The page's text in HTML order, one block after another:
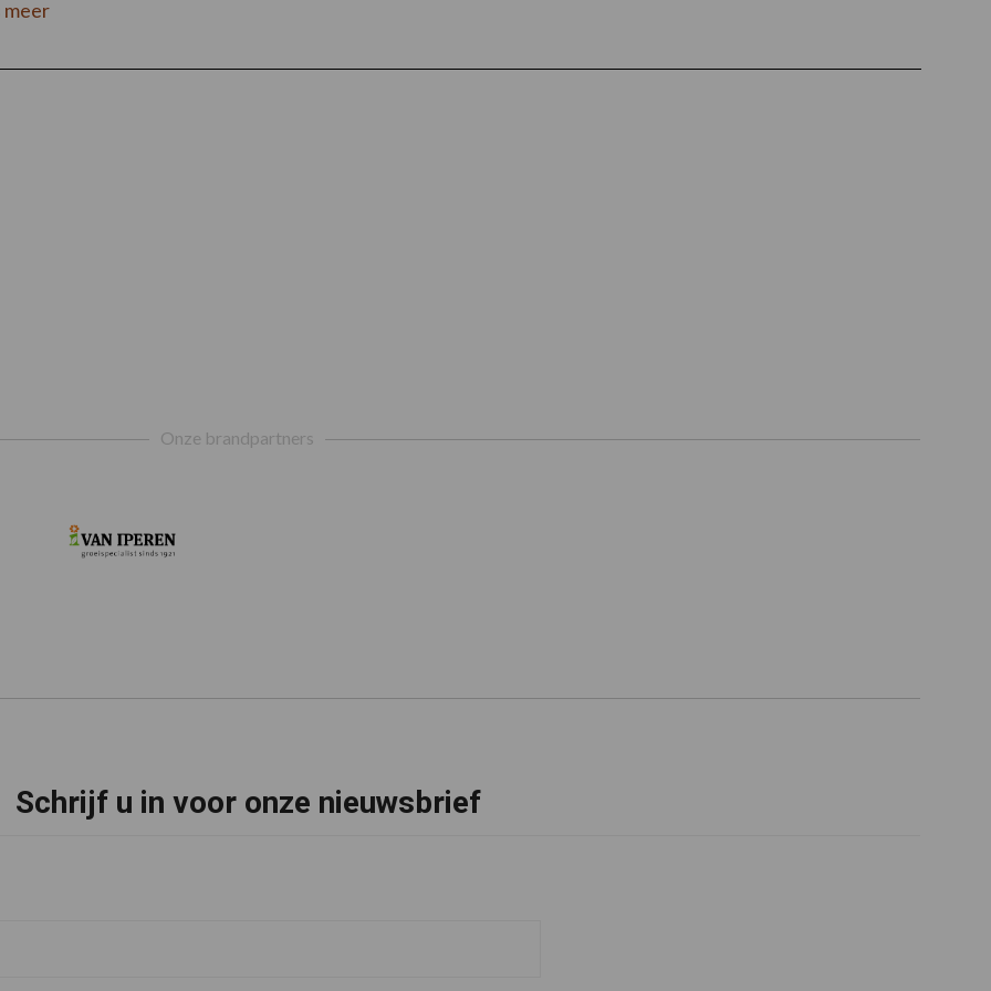
meer
Onze brandpartners
Schrijf u in voor onze nieuwsbrief